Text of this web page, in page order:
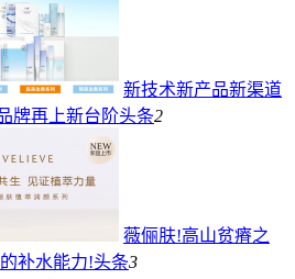
新技术新产品新渠道
牌再上新台阶头条2
薇俪肤!高山贫瘠之
补水能力!头条3